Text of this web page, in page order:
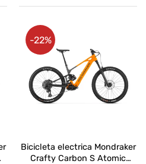
Bicicleta electrica Mondraker
Crafty Carbon S Atomic
-22%